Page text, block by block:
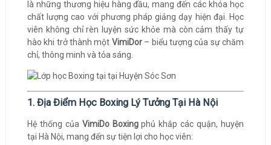
là những thương hiệu hàng đầu, mang đến các khóa học
chất lượng cao với phương pháp giảng dạy hiện đại. Học
viên không chỉ rèn luyện sức khỏe mà còn cảm thấy tự
hào khi trở thành một VimiDor– biểu tượng của sự chăm
chỉ, thông minh và tỏa sáng.
1. Địa Điểm Học Boxing Lý Tưởng Tại Hà Nội
Hệ thống của VimiDo Boxingphủ khắp các quận, huyện
tại Hà Nội, mang đến sự tiện lợi cho học viên: